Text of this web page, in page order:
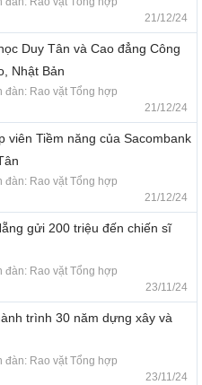
21/12/24
Duy Tân và Cao đẳng Công
Nhật Bản
đàn: Rao vặt Tổng hợp
21/12/24
viên Tiềm năng của Sacombank
đàn: Rao vặt Tổng hợp
21/12/24
gửi 200 triệu đến chiến sĩ
đàn: Rao vặt Tổng hợp
23/11/24
trình 30 năm dựng xây và
đàn: Rao vặt Tổng hợp
23/11/24